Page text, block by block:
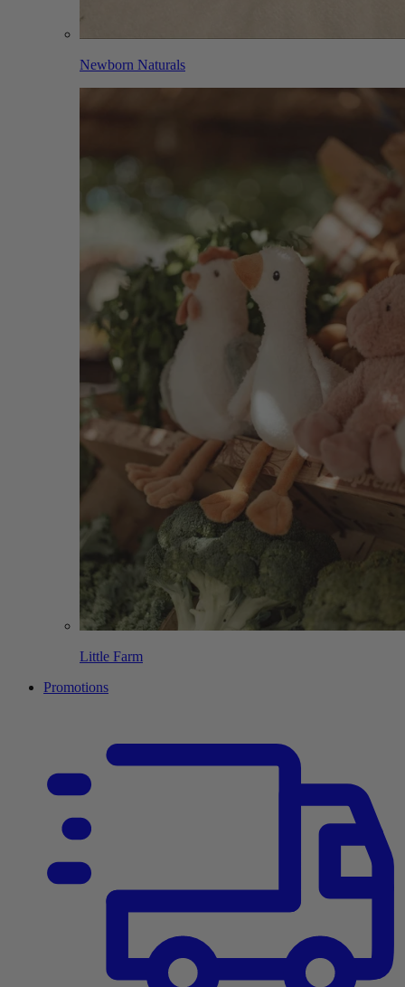
Newborn Naturals
Little Farm
Promotions